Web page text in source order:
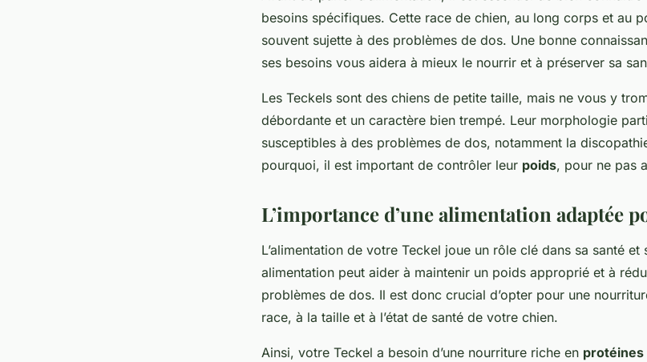
besoins spécifiques. Cette race de chien, au long corps et au
souvent sujette à des problèmes de dos. Une bonne
ses besoins vous aidera à mieux le nourrir et à préserver sa
Les Teckels sont des chiens de petite taille, mais ne vous y
débordante et un caractère bien trempé. Leur morphologie
susceptibles à des problèmes de dos, notamment la
pourquoi, il est important de contrôler leur poids, pour ne pas
L’importance d’une alimentation adaptée
L’alimentation de votre Teckel joue un rôle clé dans sa santé
alimentation peut aider à maintenir un poids approprié et à
problèmes de dos. Il est donc crucial d’opter pour une
race, à la taille et à l’état de santé de votre chien.
Ainsi, votre Teckel a besoin d’une nourriture riche en protéines